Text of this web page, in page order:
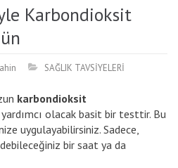
Karbondioksit
SAĞLIK TAVSİYELERİ
karbondioksit
olacak basit bir testtir. Bu
uygulayabilirsiniz. Sadece,
bir saat ya da